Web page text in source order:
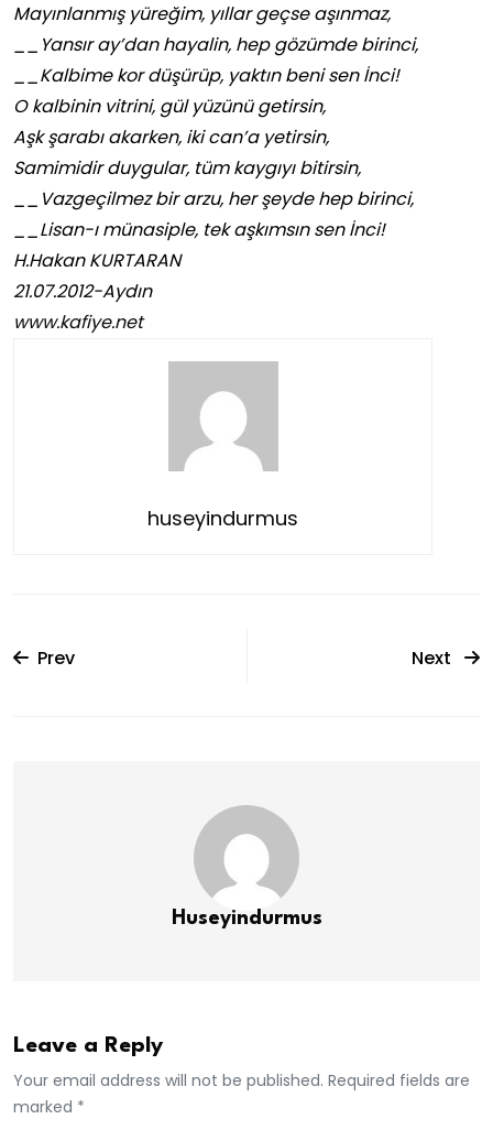
Mayınlanmış yüreğim, yıllar geçse aşınmaz,
__Yansır ay’dan hayalin, hep gözümde birinci,
__Kalbime kor düşürüp, yaktın beni sen İnci!
O kalbinin vitrini, gül yüzünü getirsin,
Aşk şarabı akarken, iki can’a yetirsin,
Samimidir duygular, tüm kaygıyı bitirsin,
__Vazgeçilmez bir arzu, her şeyde hep birinci,
__Lisan-ı münasiple, tek aşkımsın sen İnci!
H.Hakan KURTARAN
21.07.2012-Aydın
www.kafiye.net
huseyindurmus
Prev Next
Huseyindurmus
Leave a Reply
Your email address will not be published. Required fields are
marked *